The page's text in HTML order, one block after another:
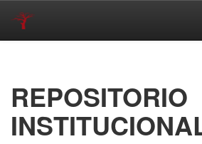
REPOSITORIO